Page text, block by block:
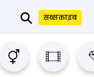
⚲ सब्सक्राइब